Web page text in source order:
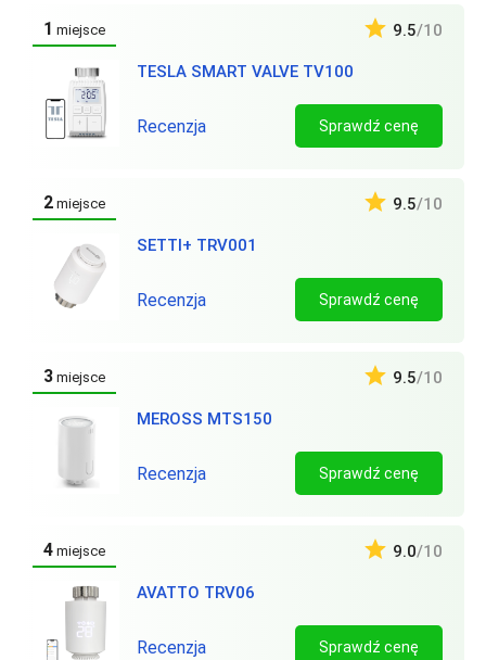
1 miejsce
TESLA SMART VALVE TV100
9.5/10
Recenzja Sprawdź cenę
2 miejsce
SETTI+ TRV001
9.5/10
Recenzja Sprawdź cenę
3 miejsce
MEROSS MTS150
9.5/10
Recenzja Sprawdź cenę
4 miejsce
AVATTO TRV06
9.0/10
Recenzja Sprawdź cenę